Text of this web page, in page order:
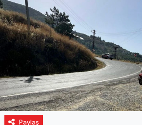
Paylaş
Güncel
Gündem
Politika
Spor
Turizm